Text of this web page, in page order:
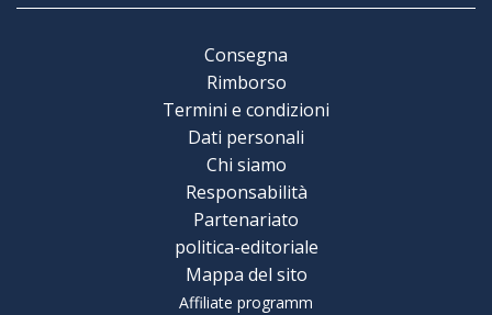
Consegna
Rimborso
Termini e condizioni
Dati personali
Chi siamo
Responsabilità
Partenariato
politica-editoriale
Mappa del sito
Affiliate programm